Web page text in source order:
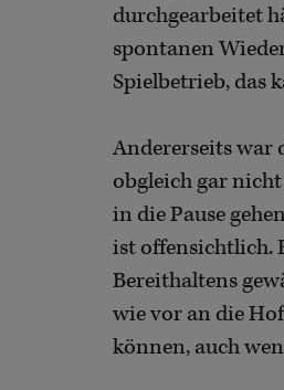
durchgearbeitet
spontanen
Spielbetrieb, das
Andererseits war
obgleich gar
in die Pause
ist offensichtlich.
Bereithaltens
wie vor an die
können, auch